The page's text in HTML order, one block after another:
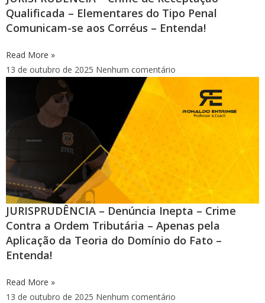
Qualificada – Elementares do Tipo Penal
Comunicam-se aos Corréus – Entenda!
Read More »
13 de outubro de 2025 Nenhum comentário
JURISPRUDÊNCIA – Denúncia Inepta – Crime
Contra a Ordem Tributária – Apenas pela
Aplicação da Teoria do Domínio do Fato –
Entenda!
Read More »
13 de outubro de 2025 Nenhum comentário